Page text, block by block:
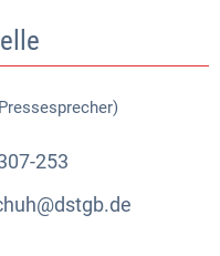
Handschuh
253